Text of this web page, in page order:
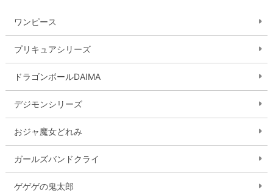
ワンピース
プリキュアシリーズ
ドラゴンボールDAIMA
デジモンシリーズ
おジャ魔女どれみ
ガールズバンドクライ
ゲゲゲの鬼太郎